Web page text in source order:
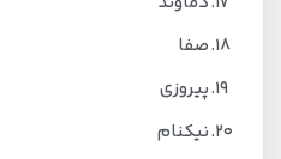
صفا
پیروزی
نیکنام